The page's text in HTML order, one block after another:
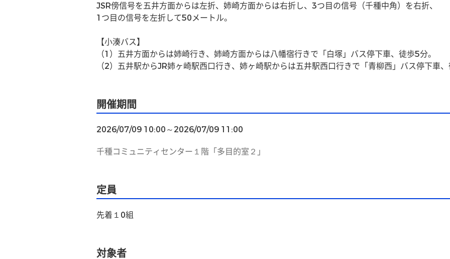
JSR傍信号を五井方面からは左折、姉崎方面からは右折し、3つ目の信号（千種中角）を右折、
1つ目の信号を左折して50メートル。
【小湊バス】
（1）五井方面からは姉崎行き、姉崎方面からは八幡宿行きで「白塚」バス停下車、徒歩5分。
（2）五井駅からJR姉ヶ崎駅西口行き、姉ヶ崎駅からは五井駅西口行きで「青柳西」バス停下車、
開催期間
2026/07/09 10:00～2026/07/09 11:00
千種コミュニティセンター１階「多目的室２」
定員
先着１0組
対象者